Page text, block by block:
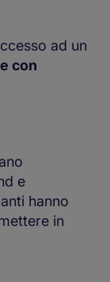
ad un
con
e
hanno
in